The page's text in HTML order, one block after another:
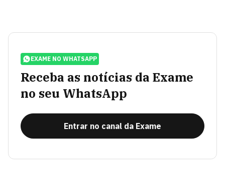
EXAME NO WHATSAPP
Receba as notícias da Exame
no seu WhatsApp
Entrar no canal da Exame